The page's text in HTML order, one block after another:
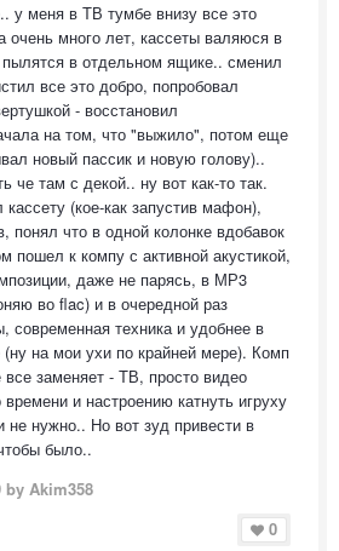
у меня в ТВ тумбе внизу все это
очень много лет, кассеты валяюся в
в отдельном ящике.. сменил
все это добро, попробовал
- восстановил
на том, что "выжило", потом еще
новый пассик и новую голову)..
че там с декой.. ну вот как-то так.
(кое-как запустив мафон),
понял что в одной колонке вдобавок
пошел к компу с активной акустикой,
даже не парясь, в МР3
во flac) и в очередной раз
современная техника и удобнее в
на мои ухи по крайней мере). Комп
заменяет - ТВ, просто видео
и настроению катнуть игруху
не нужно.. Но вот зуд привести в
было..
by Akim358
0